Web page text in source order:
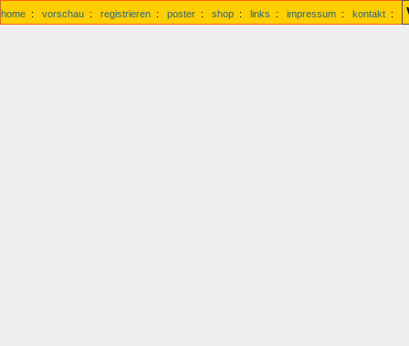
home : vorschau : registrieren : poster : shop : links : impressum : kontakt :